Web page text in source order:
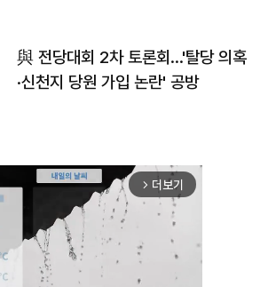
與 전당대회 2차 토론회…'탈당 의혹
·신천지 당원 가입 논란' 공방
arrow_forward_ios 더보기